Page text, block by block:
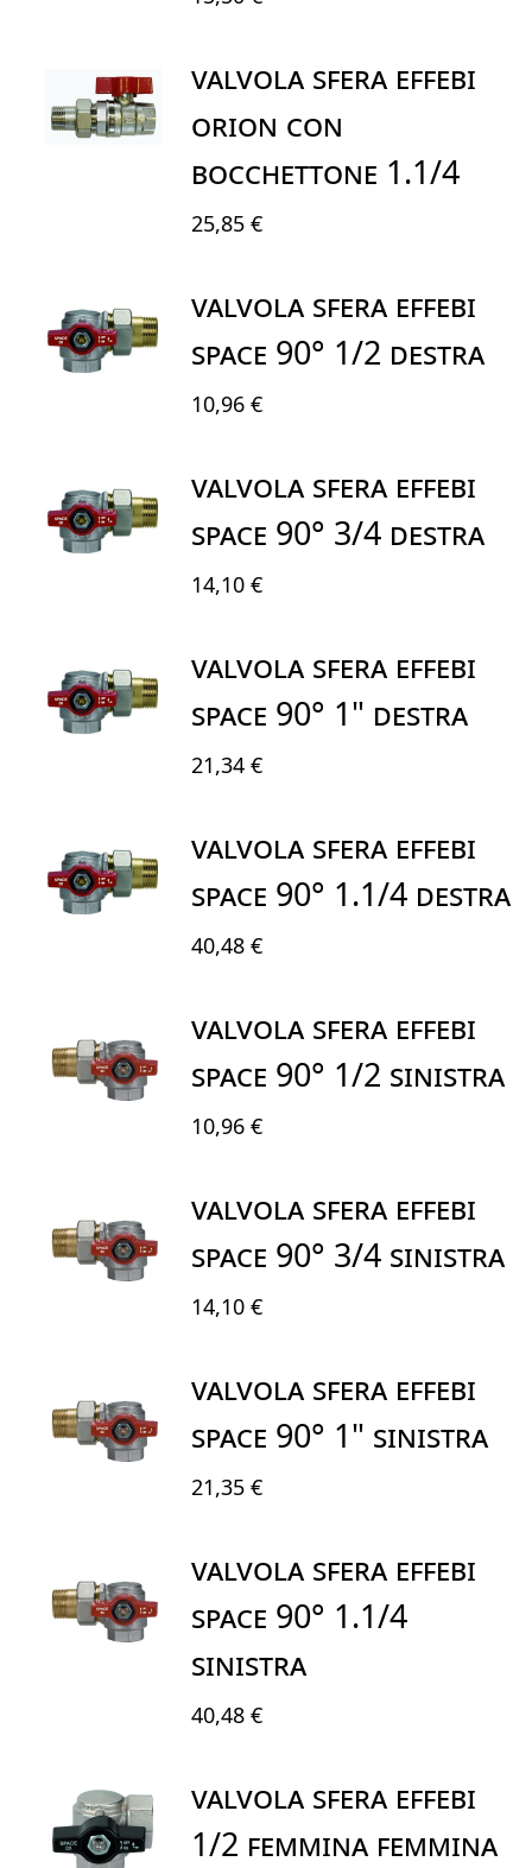
VALVOLA SFERA EFFEBI
ORION CON
BOCCHETTONE 1.1/4
25,85 €
VALVOLA SFERA EFFEBI
SPACE 90° 1/2 DESTRA
10,96 €
VALVOLA SFERA EFFEBI
SPACE 90° 3/4 DESTRA
14,10 €
VALVOLA SFERA EFFEBI
SPACE 90° 1" DESTRA
21,34 €
VALVOLA SFERA EFFEBI
SPACE 90° 1.1/4 DESTRA
40,48 €
VALVOLA SFERA EFFEBI
SPACE 90° 1/2 SINISTRA
10,96 €
VALVOLA SFERA EFFEBI
SPACE 90° 3/4 SINISTRA
14,10 €
VALVOLA SFERA EFFEBI
SPACE 90° 1" SINISTRA
21,35 €
VALVOLA SFERA EFFEBI
SPACE 90° 1.1/4
SINISTRA
40,48 €
VALVOLA SFERA EFFEBI
1/2 FEMMINA FEMMINA